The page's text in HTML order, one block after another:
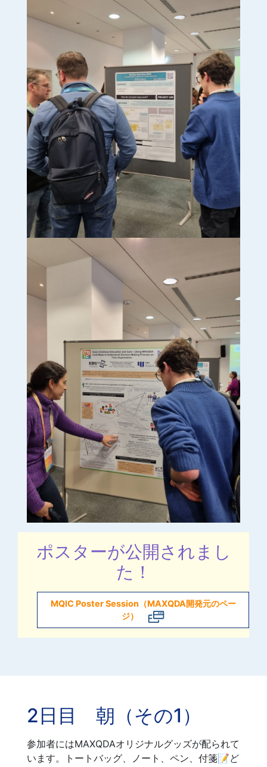
ポスターが公開されまし
た！
MQIC Poster Session（MAXQDA開発元のペー
ジ）
2日目 朝（その1）
参加者にはMAXQDAオリジナルグッズが配られて
います。トートバッグ、ノート、ペン、付箋📝ど